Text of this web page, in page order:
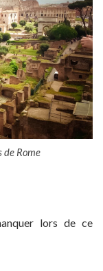
de Rome
lors de ce